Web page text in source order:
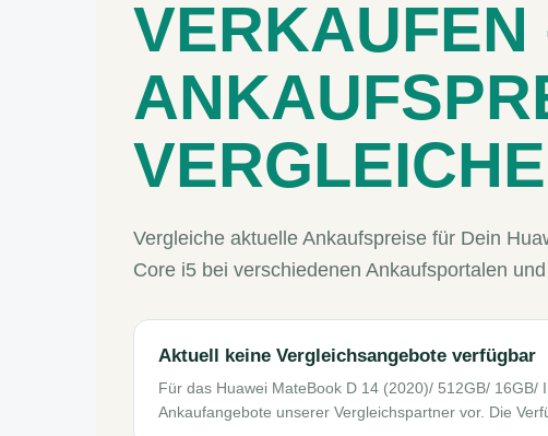
VERKAUFEN
Vergleiche aktuelle Ankaufspreise für Dein
Core i5 bei verschiedenen Ankaufsportalen
Aktuell keine Vergleichsangebote verfügbar
Für das Huawei MateBook D 14 (2020)/ 512GB/
Ankaufangebote unserer Vergleichspartner vor. Die